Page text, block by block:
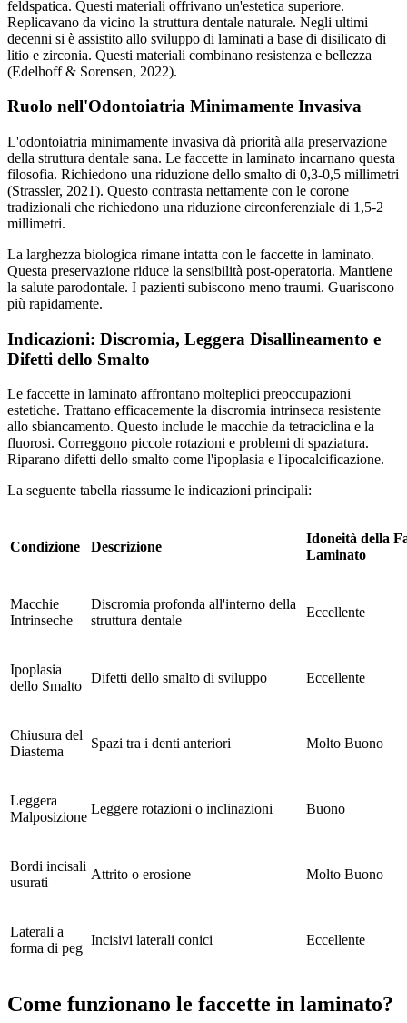
feldspatica. Questi materiali offrivano un'estetica superiore.
Replicavano da vicino la struttura dentale naturale. Negli ultimi
decenni si è assistito allo sviluppo di laminati a base di disilicato di
litio e zirconia. Questi materiali combinano resistenza e bellezza
(Edelhoff & Sorensen, 2022).
Ruolo nell'Odontoiatria Minimamente Invasiva
L'odontoiatria minimamente invasiva dà priorità alla preservazione
della struttura dentale sana. Le faccette in laminato incarnano questa
filosofia. Richiedono una riduzione dello smalto di 0,3-0,5 millimetri
(Strassler, 2021). Questo contrasta nettamente con le corone
tradizionali che richiedono una riduzione circonferenziale di 1,5-2
millimetri.
La larghezza biologica rimane intatta con le faccette in laminato.
Questa preservazione riduce la sensibilità post-operatoria. Mantiene
la salute parodontale. I pazienti subiscono meno traumi. Guariscono
più rapidamente.
Indicazioni: Discromia, Leggera Disallineamento e
Difetti dello Smalto
Le faccette in laminato affrontano molteplici preoccupazioni
estetiche. Trattano efficacemente la discromia intrinseca resistente
allo sbiancamento. Questo include le macchie da tetraciclina e la
fluorosi. Correggono piccole rotazioni e problemi di spaziatura.
Riparano difetti dello smalto come l'ipoplasia e l'ipocalcificazione.
La seguente tabella riassume le indicazioni principali:
Condizione Descrizione
Idoneità della
Laminato
Macchie
Intrinseche
Discromia profonda all'interno della
struttura dentale
Eccellente
Ipoplasia
dello Smalto
Difetti dello smalto di sviluppo Eccellente
Chiusura del
Diastema
Spazi tra i denti anteriori Molto Buono
Leggera
Malposizione
Leggere rotazioni o inclinazioni Buono
Bordi incisali
usurati
Attrito o erosione Molto Buono
Laterali a
forma di peg
Incisivi laterali conici Eccellente
Come funzionano le faccette in laminato?